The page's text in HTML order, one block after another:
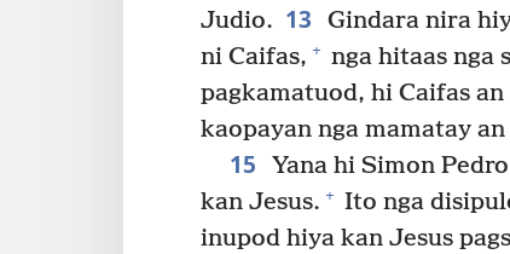
Judio. 13
Gindara nira
ni Caifas, + nga hitaas nga
pagkamatuod, hi Caifas
kaopayan nga mamatay
15
Yana hi Simon
kan Jesus. + Ito nga
inupod hiya kan Jesus